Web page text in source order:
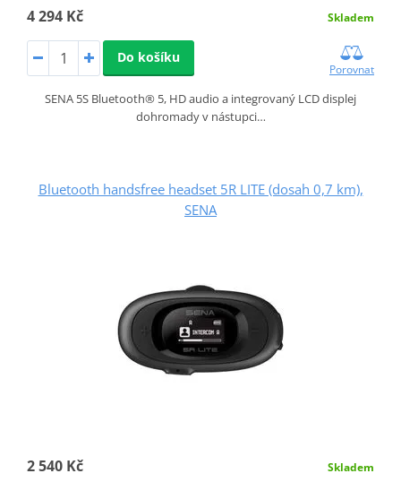
4 294 Kč Skladem
Do košíku
Porovnat
SENA 5S Bluetooth® 5, HD audio a integrovaný LCD displej
dohromady v nástupci…
Bluetooth handsfree headset 5R LITE (dosah 0,7 km),
SENA
2 540 Kč Skladem